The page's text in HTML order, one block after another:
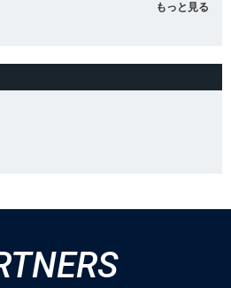
もっと見る